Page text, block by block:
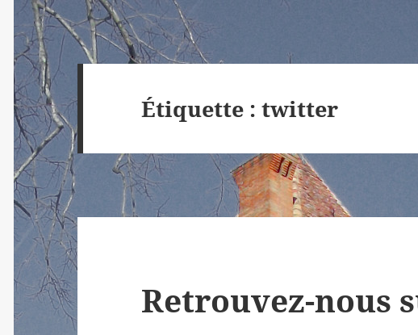
Étiquette :twitter
Retrouvez-nous